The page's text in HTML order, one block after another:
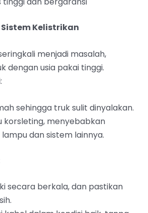
Kelistrikan
menjadi masalah,
dengan usia pakai tinggi.
sehingga truk sulit dinyalakan.
korsleting, menyebabkan
dan sistem lainnya.
secara berkala, dan pastikan